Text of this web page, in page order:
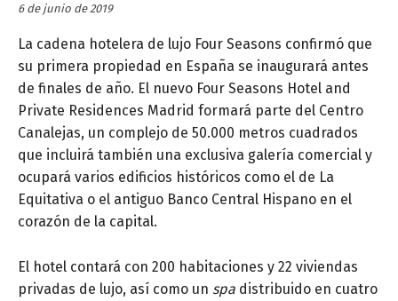
6 de junio de 2019
La cadena hotelera de lujo Four Seasons confirmó que
su primera propiedad en España se inaugurará antes
de finales de año. El nuevo Four Seasons Hotel and
Private Residences Madrid formará parte del Centro
Canalejas, un complejo de 50.000 metros cuadrados
que incluirá también una exclusiva galería comercial y
ocupará varios edificios históricos como el de La
Equitativa o el antiguo Banco Central Hispano en el
corazón de la capital.
El hotel contará con 200 habitaciones y 22 viviendas
privadas de lujo, así como un spa distribuido en cuatro